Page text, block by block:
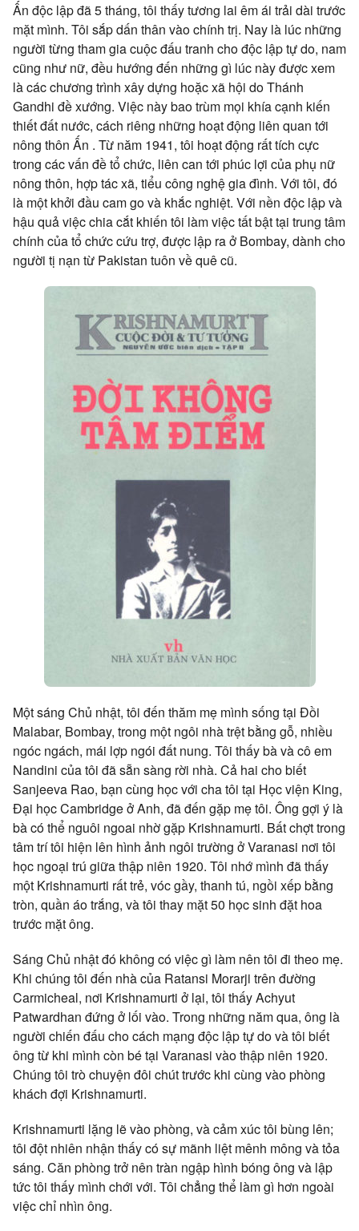
Ấn độc lập đã 5 tháng, tôi thấy tương lai êm ái trải dài trước
mặt mình. Tôi sắp dấn thân vào chính trị. Nay là lúc những
người từng tham gia cuộc đấu tranh cho độc lập tự do, nam
cũng như nữ, đều hướng đến những gì lúc này được xem
là các chương trình xây dựng hoặc xã hội do Thánh
Gandhi đề xướng. Việc này bao trùm mọi khía cạnh kiến
thiết đất nước, cách riêng những hoạt động liên quan tới
nông thôn Ấn . Từ năm 1941, tôi hoạt động rất tích cực
trong các vấn đề tổ chức, liên can tới phúc lợi của phụ nữ
nông thôn, hợp tác xã, tiểu công nghệ gia đình. Với tôi, đó
là một khởi đầu cam go và khắc nghiệt. Với nền độc lập và
hậu quả việc chia cắt khiến tôi làm việc tất bật tại trung tâm
chính của tổ chức cứu trợ, được lập ra ở Bombay, dành cho
người tị nạn từ Pakistan tuôn về quê cũ.
Một sáng Chủ nhật, tôi đến thăm mẹ mình sống tại Đồi
Malabar, Bombay, trong một ngôi nhà trệt bằng gỗ, nhiều
ngóc ngách, mái lợp ngói đất nung. Tôi thấy bà và cô em
Nandini của tôi đã sẵn sàng rời nhà. Cả hai cho biết
Sanjeeva Rao, bạn cùng học với cha tôi tại Học viện King,
Đại học Cambridge ở Anh, đã đến gặp mẹ tôi. Ông gợi ý là
bà có thể nguôi ngoai nhờ gặp Krishnamurti. Bất chợt trong
tâm trí tôi hiện lên hình ảnh ngôi trường ở Varanasi nơi tôi
học ngoại trú giữa thập niên 1920. Tôi nhớ mình đã thấy
một Krishnamurti rất trẻ, vóc gầy, thanh tú, ngồi xếp bằng
tròn, quần áo trắng, và tôi thay mặt 50 học sinh đặt hoa
trước mặt ông.
Sáng Chủ nhật đó không có việc gì làm nên tôi đi theo mẹ.
Khi chúng tôi đến nhà của Ratansi Morarji trên đường
Carmicheal, nơi Krishnamurti ở lại, tôi thấy Achyut
Patwardhan đứng ở lối vào. Trong những năm qua, ông là
người chiến đấu cho cách mạng độc lập tự do và tôi biết
ông từ khi mình còn bé tại Varanasi vào thập niên 1920.
Chúng tôi trò chuyện đôi chút trước khi cùng vào phòng
khách đợi Krishnamurti.
Krishnamurti lặng lẽ vào phòng, và cảm xúc tôi bùng lên;
tôi đột nhiên nhận thấy có sự mãnh liệt mênh mông và tỏa
sáng. Căn phòng trở nên tràn ngập hình bóng ông và lập
tức tôi thấy mình chới với. Tôi chẳng thể làm gì hơn ngoài
việc chỉ nhìn ông.